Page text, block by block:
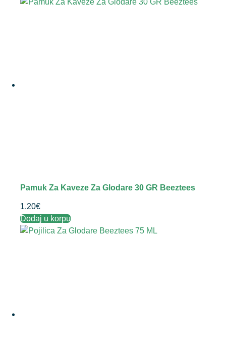
Pamuk Za Kaveze Za Glodare 30 GR Beeztees
1.20€
Dodaj u korpu